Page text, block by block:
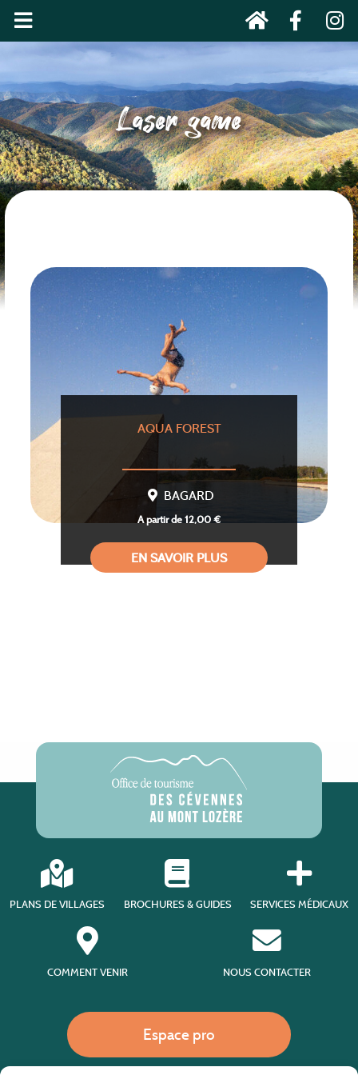
Laser game
AQUA FOREST
BAGARD
A partir de 12,00 €
EN SAVOIR PLUS
PLANS DE VILLAGES BROCHURES & GUIDES SERVICES MÉDICAUX
COMMENT VENIR NOUS CONTACTER
Espace pro